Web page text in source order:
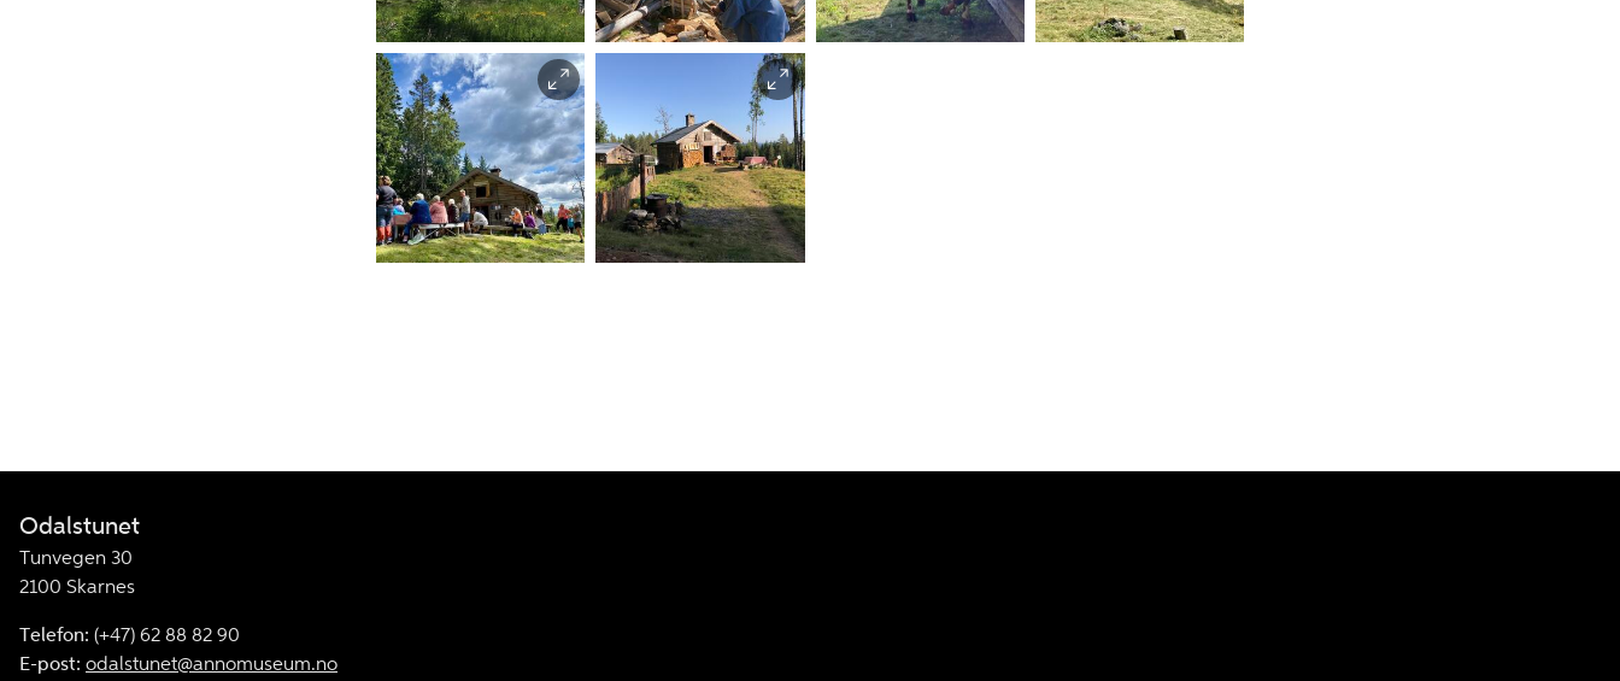
på sommerbeite.
Knut Ola B.
Storbråten
Vedskålen på
Skålbergsætra.
Odalstunet
Kuer går inn i fjøset
på Skålbergsætra
Skålbergsætra.
Liv og røre på
Skålbergsætra.
Sommer på
Skålbergsætra.
Odalstunet
Tunvegen 30
2100 Skarnes
Telefon: (+47) 62 88 82 90
E-post: odalstunet@annomuseum.no